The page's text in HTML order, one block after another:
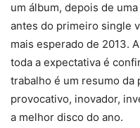
um álbum, depois de
antes do primeiro single
mais esperado de 2013.
toda a expectativa é
trabalho é um resumo da
provocativo, inovador,
a melhor disco do ano.